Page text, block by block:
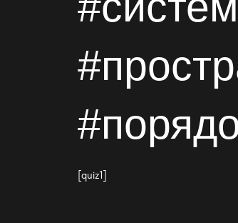
[quiz1]